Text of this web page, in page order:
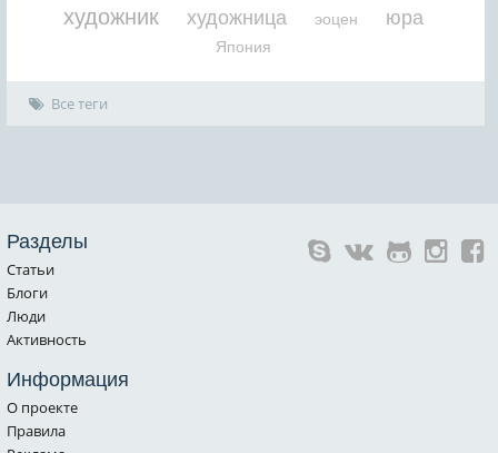
художник художница эоцен юра
Япония
Все теги
Разделы
Статьи
Блоги
Люди
Активность
Информация
О проекте
Правила